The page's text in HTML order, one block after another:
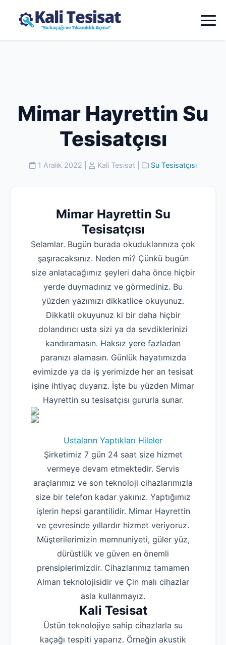
Mimar Hayrettin Su
Tesisatçısı
1 Aralık 2022 Kali Tesisat Su Tesisatçısı
Mimar Hayrettin Su
Tesisatçısı
Selamlar. Bugün burada okuduklarınıza çok
şaşıracaksınız. Neden mi? Çünkü bugün
size anlatacağımız şeyleri daha önce hiçbir
yerde duymadınız ve görmediniz. Bu
yüzden yazımızı dikkatlice okuyunuz.
Dikkatli okuyunuz ki bir daha hiçbir
dolandırıcı usta sizi ya da sevdiklerinizi
kandıramasın. Haksız yere fazladan
paranızı alamasın. Günlük hayatımızda
evimizde ya da iş yerimizde her an tesisat
işine ihtiyaç duyarız. İşte bu yüzden Mimar
Hayrettin su tesisatçısı gururla sunar.
Ustaların Yaptıkları Hileler
Şirketimiz 7 gün 24 saat size hizmet
vermeye devam etmektedir. Servis
araçlarımız ve son teknoloji cihazlarımızla
size bir telefon kadar yakınız. Yaptığımız
işlerin hepsi garantilidir. Mimar Hayrettin
ve çevresinde yıllardır hizmet veriyoruz.
Müşterilerimizin memnuniyeti, güler yüz,
dürüstlük ve güven en önemli
prensiplerimizdir. Cihazlarımız tamamen
Alman teknolojisidir ve Çin malı cihazlar
asla kullanmayız.
Kali Tesisat
Üstün teknolojiye sahip cihazlarla su
kaçağı tespiti yaparız. Örneğin akustik